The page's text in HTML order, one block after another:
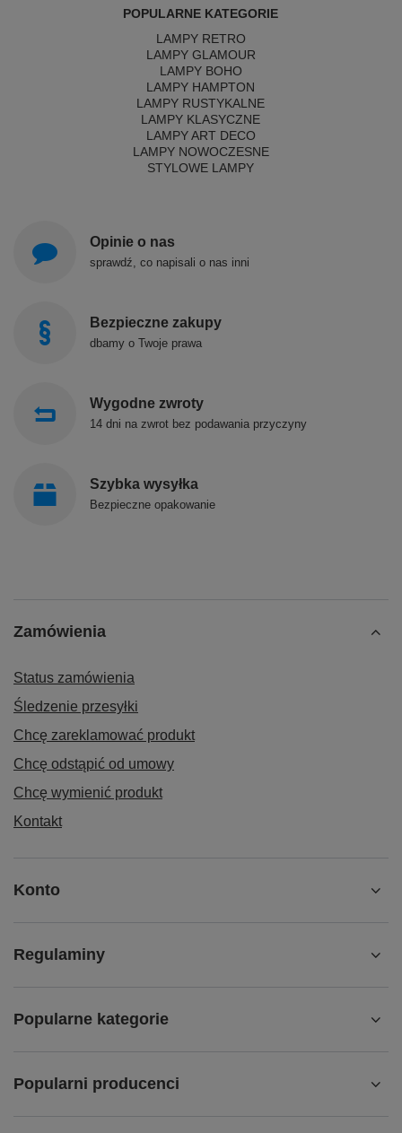
POPULARNE KATEGORIE
LAMPY RETRO
LAMPY GLAMOUR
LAMPY BOHO
LAMPY HAMPTON
LAMPY RUSTYKALNE
LAMPY KLASYCZNE
LAMPY ART DECO
LAMPY NOWOCZESNE
STYLOWE LAMPY
Opinie o nas
sprawdź, co napisali o nas inni
Bezpieczne zakupy
dbamy o Twoje prawa
Wygodne zwroty
14 dni na zwrot bez podawania przyczyny
Szybka wysyłka
Bezpieczne opakowanie
Zamówienia
Status zamówienia
Śledzenie przesyłki
Chcę zareklamować produkt
Chcę odstąpić od umowy
Chcę wymienić produkt
Kontakt
Konto
Regulaminy
Popularne kategorie
Popularni producenci